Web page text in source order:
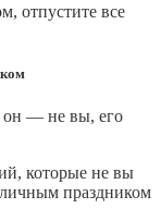
отпустите все
он — не вы, его
которые не вы
праздником